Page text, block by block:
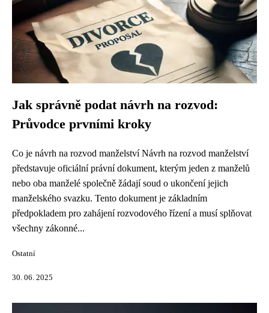
Jak správně podat návrh na rozvod:
Průvodce prvními kroky
Co je návrh na rozvod manželství Návrh na rozvod manželství
představuje oficiální právní dokument, kterým jeden z manželů
nebo oba manželé společně žádají soud o ukončení jejich
manželského svazku. Tento dokument je základním
předpokladem pro zahájení rozvodového řízení a musí splňovat
všechny zákonné...
Ostatní
30. 06. 2025